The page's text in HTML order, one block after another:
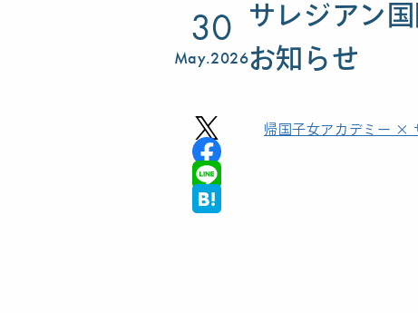
30
May.2026
サレジアン
お知らせ
帰国子女アカデミー ×